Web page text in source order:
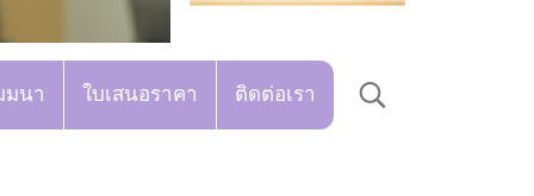
มนา ใบเสนอราคา ติดต่อเรา